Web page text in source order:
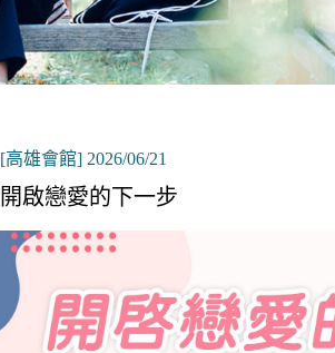
[高雄會館] 2026/06/21
開啟戀愛的下一步